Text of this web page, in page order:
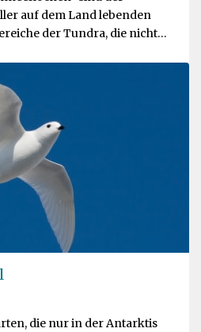
auf dem Land lebenden
der Tundra, die nicht
die nur in der Antarktis